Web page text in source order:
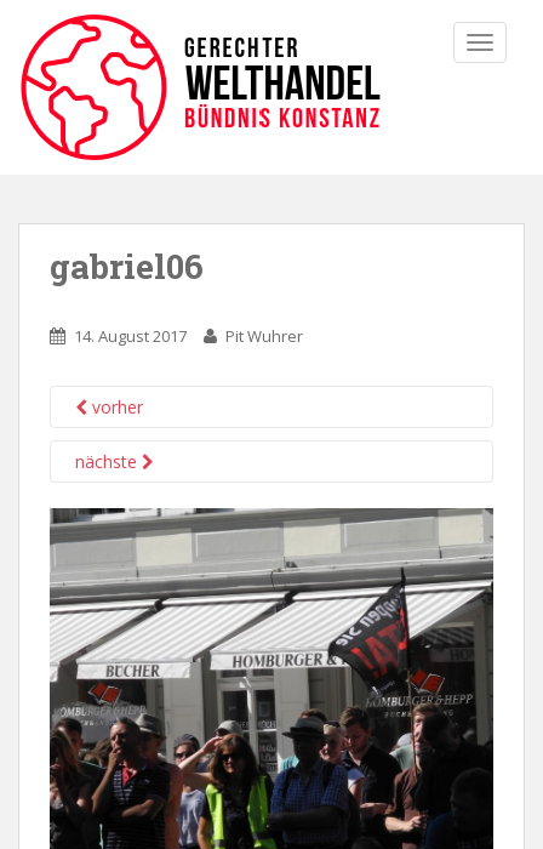
gabriel06
14. August 2017 Pit Wuhrer
vorher
nächste